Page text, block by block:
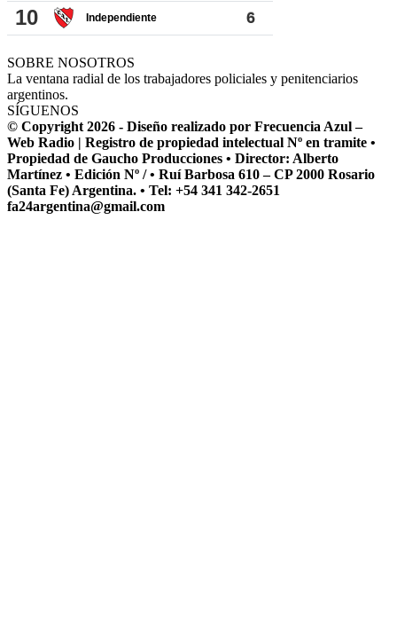
SOBRE NOSOTROS
La ventana radial de los trabajadores policiales y penitenciarios
argentinos.
SÍGUENOS
© Copyright 2026 - Diseño realizado por Frecuencia Azul –
Web Radio | Registro de propiedad intelectual Nº en tramite •
Propiedad de Gaucho Producciones • Director: Alberto
Martínez • Edición Nº / • Ruí Barbosa 610 – CP 2000 Rosario
(Santa Fe) Argentina. • Tel: +54 341 342-2651
fa24argentina@gmail.com